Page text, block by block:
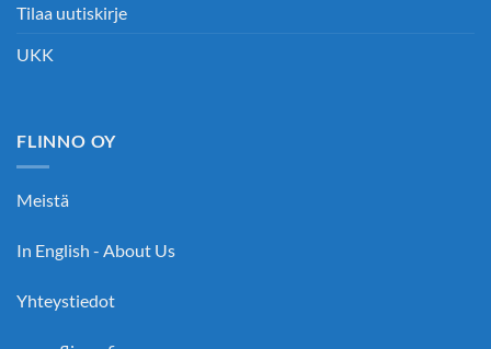
Tilaa uutiskirje
UKK
FLINNO OY
Meistä
In English - About Us
Yhteystiedot